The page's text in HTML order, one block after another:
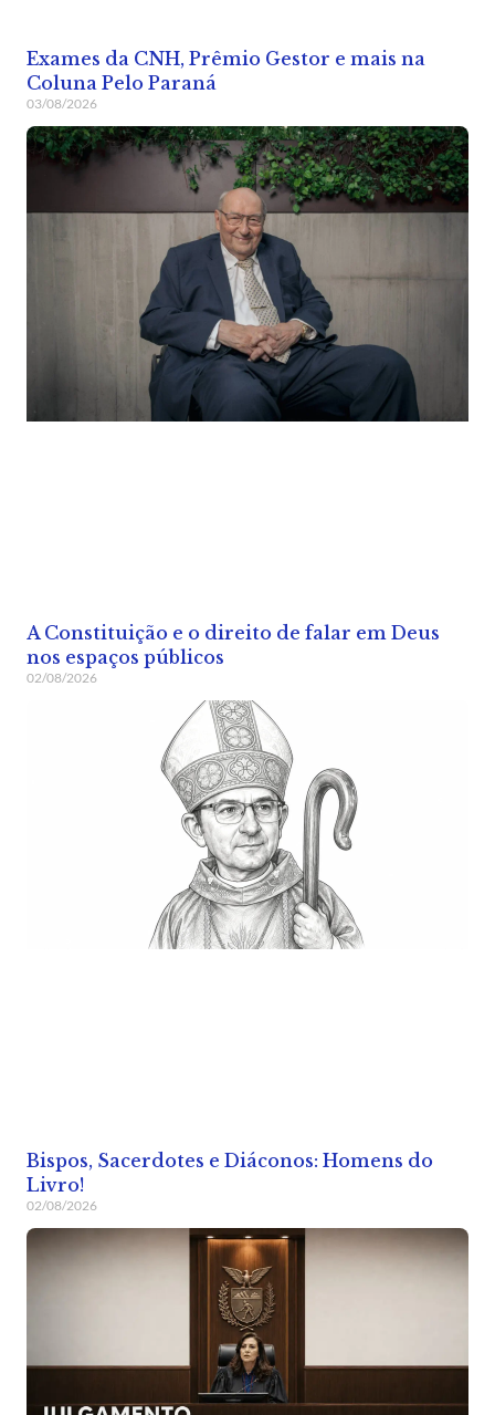
Exames da CNH, Prêmio Gestor e mais na
Coluna Pelo Paraná
03/08/2026
A Constituição e o direito de falar em Deus
nos espaços públicos
02/08/2026
Bispos, Sacerdotes e Diáconos: Homens do
Livro!
02/08/2026